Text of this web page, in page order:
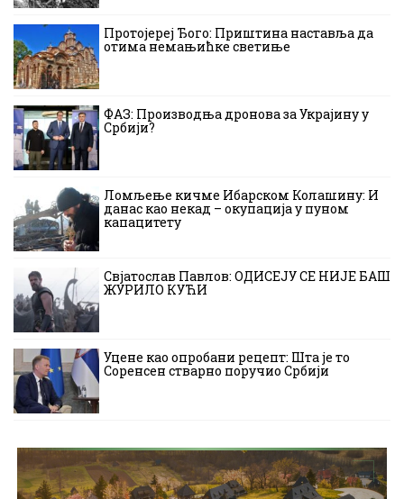
Протојереј Ђого: Приштина наставља да
отима немањићке светиње
ФАЗ: Производња дронова за Украјину у
Србији?
Ломљење кичме Ибарском Колашину: И
данас као некад – окупација у пуном
капацитету
Свјатослав Павлов: ОДИСЕЈУ СЕ НИЈЕ БАШ
ЖУРИЛО КУЋИ
Уцене као опробани рецепт: Шта је то
Соренсен стварно поручио Србији